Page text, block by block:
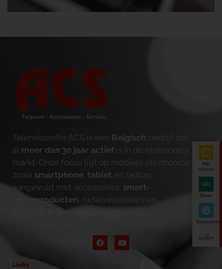
Telenetcenter ACS is een Belgisch bedrijf dat
al meer dan 30 jaar actief is in de elektronica
markt. Onze focus ligt op mobiele electronica
zoals smartphone tablet en laptop,
aangevuld met accessoires, smart-
homeproducten , radarverklikkers en
bluetooth-speakers
Links
Mijn
telenet
Base
Speedtest